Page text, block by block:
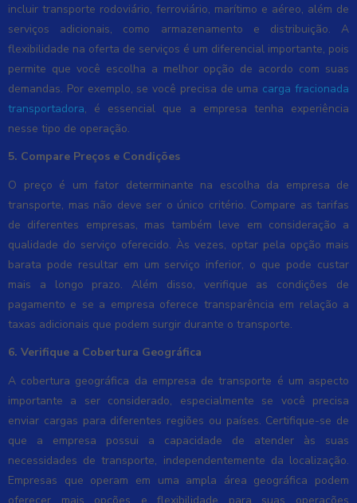
incluir transporte rodoviário, ferroviário, marítimo e aéreo, além de
serviços adicionais, como armazenamento e distribuição. A
flexibilidade na oferta de serviços é um diferencial importante, pois
permite que você escolha a melhor opção de acordo com suas
demandas. Por exemplo, se você precisa de uma carga fracionada
transportadora, é essencial que a empresa tenha experiência
nesse tipo de operação.
5. Compare Preços e Condições
O preço é um fator determinante na escolha da empresa de
transporte, mas não deve ser o único critério. Compare as tarifas
de diferentes empresas, mas também leve em consideração a
qualidade do serviço oferecido. Às vezes, optar pela opção mais
barata pode resultar em um serviço inferior, o que pode custar
mais a longo prazo. Além disso, verifique as condições de
pagamento e se a empresa oferece transparência em relação a
taxas adicionais que podem surgir durante o transporte.
6. Verifique a Cobertura Geográfica
A cobertura geográfica da empresa de transporte é um aspecto
importante a ser considerado, especialmente se você precisa
enviar cargas para diferentes regiões ou países. Certifique-se de
que a empresa possui a capacidade de atender às suas
necessidades de transporte, independentemente da localização.
Empresas que operam em uma ampla área geográfica podem